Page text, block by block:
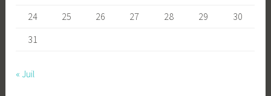
24
25 26 27 28 29
30
31
« Juil